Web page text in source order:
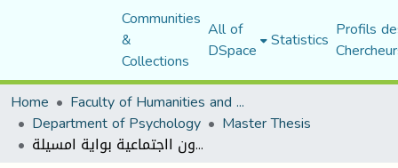
Communities
&
Collections
All of
DSpace Statistics Profils
Home
Faculty of Humanities and Social Sciences
Department of Psychology Master Thesis
الصلابة النفسية عند والدين ذوي ااحتياجات الخاصة -دراسة إحصائية ي ثلااث مؤسساتب مديرية الشؤون ااجتماعية بواية امسيلة